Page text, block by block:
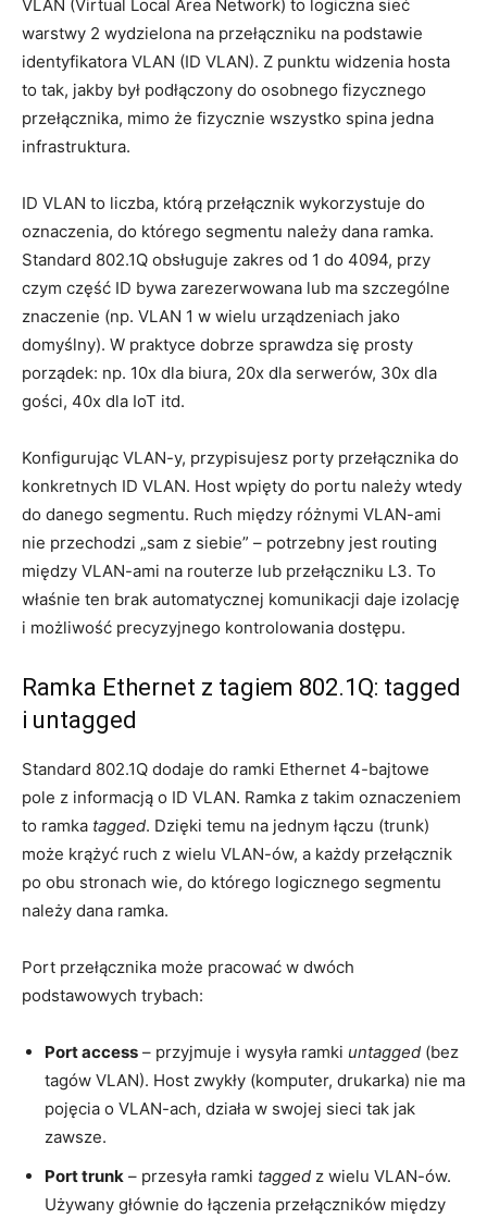
VLAN (Virtual Local Area Network) to logiczna sieć
warstwy 2 wydzielona na przełączniku na podstawie
identyfikatora VLAN (ID VLAN). Z punktu widzenia hosta
to tak, jakby był podłączony do osobnego fizycznego
przełącznika, mimo że fizycznie wszystko spina jedna
infrastruktura.
ID VLAN to liczba, którą przełącznik wykorzystuje do
oznaczenia, do którego segmentu należy dana ramka.
Standard 802.1Q obsługuje zakres od 1 do 4094, przy
czym część ID bywa zarezerwowana lub ma szczególne
znaczenie (np. VLAN 1 w wielu urządzeniach jako
domyślny). W praktyce dobrze sprawdza się prosty
porządek: np. 10x dla biura, 20x dla serwerów, 30x dla
gości, 40x dla IoT itd.
Konfigurując VLAN-y, przypisujesz porty przełącznika do
konkretnych ID VLAN. Host wpięty do portu należy wtedy
do danego segmentu. Ruch między różnymi VLAN-ami
nie przechodzi „sam z siebie” – potrzebny jest routing
między VLAN-ami na routerze lub przełączniku L3. To
właśnie ten brak automatycznej komunikacji daje izolację
i możliwość precyzyjnego kontrolowania dostępu.
Ramka Ethernet z tagiem 802.1Q: tagged
i untagged
Standard 802.1Q dodaje do ramki Ethernet 4-bajtowe
pole z informacją o ID VLAN. Ramka z takim oznaczeniem
to ramka tagged. Dzięki temu na jednym łączu (trunk)
może krążyć ruch z wielu VLAN-ów, a każdy przełącznik
po obu stronach wie, do którego logicznego segmentu
należy dana ramka.
Port przełącznika może pracować w dwóch
podstawowych trybach:
Port access – przyjmuje i wysyła ramki untagged (bez
tagów VLAN). Host zwykły (komputer, drukarka) nie ma
pojęcia o VLAN-ach, działa w swojej sieci tak jak
zawsze.
Port trunk – przesyła ramki tagged z wielu VLAN-ów.
Używany głównie do łączenia przełączników między